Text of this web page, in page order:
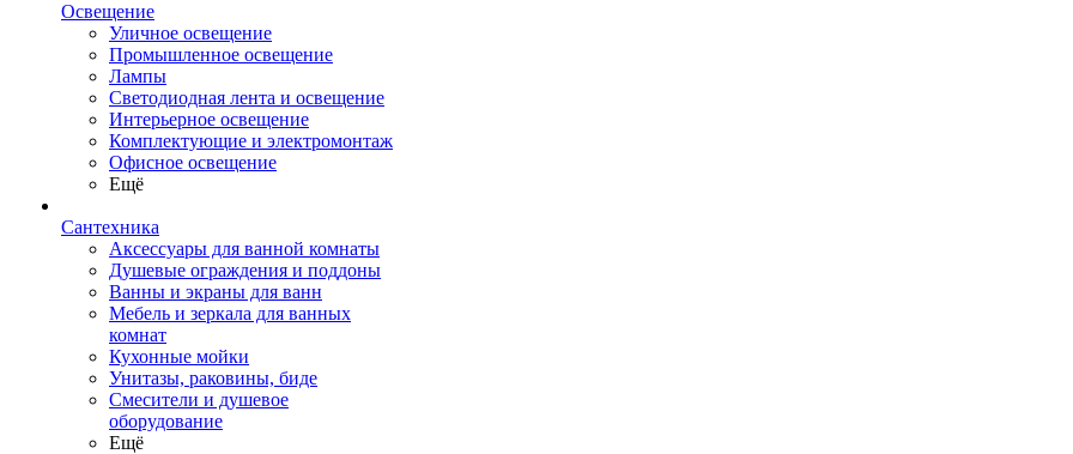
Освещение
Уличное освещение
Промышленное освещение
Лампы
Светодиодная лента и освещение
Интерьерное освещение
Комплектующие и электромонтаж
Офисное освещение
Ещё
Сантехника
Аксессуары для ванной комнаты
Душевые ограждения и поддоны
Ванны и экраны для ванн
Мебель и зеркала для ванных
комнат
Кухонные мойки
Унитазы, раковины, биде
Смесители и душевое
оборудование
Ещё